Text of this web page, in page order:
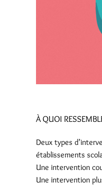
À QUOI
Deux types
établissements
Une intervention
Une intervention